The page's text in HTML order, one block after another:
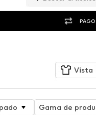
Vista
Gama de